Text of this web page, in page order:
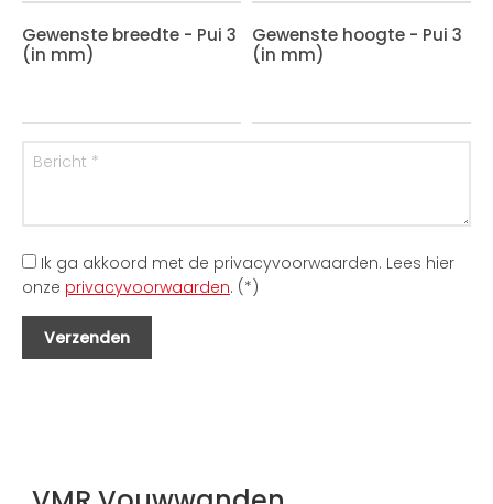
Gewenste breedte - Pui 3
(in mm)
Gewenste hoogte - Pui 3
(in mm)
Ik ga akkoord met de privacyvoorwaarden. Lees hier
onze privacyvoorwaarden. (*)